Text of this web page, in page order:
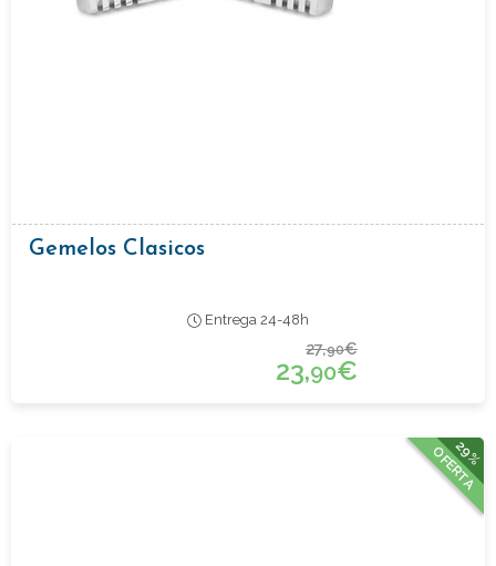
Gemelos Clasicos
Entrega 24-48h
27,90€
23,90€
29%
OFERTA